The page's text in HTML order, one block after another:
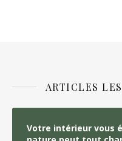
ARTICLES
Votre intérieur vous